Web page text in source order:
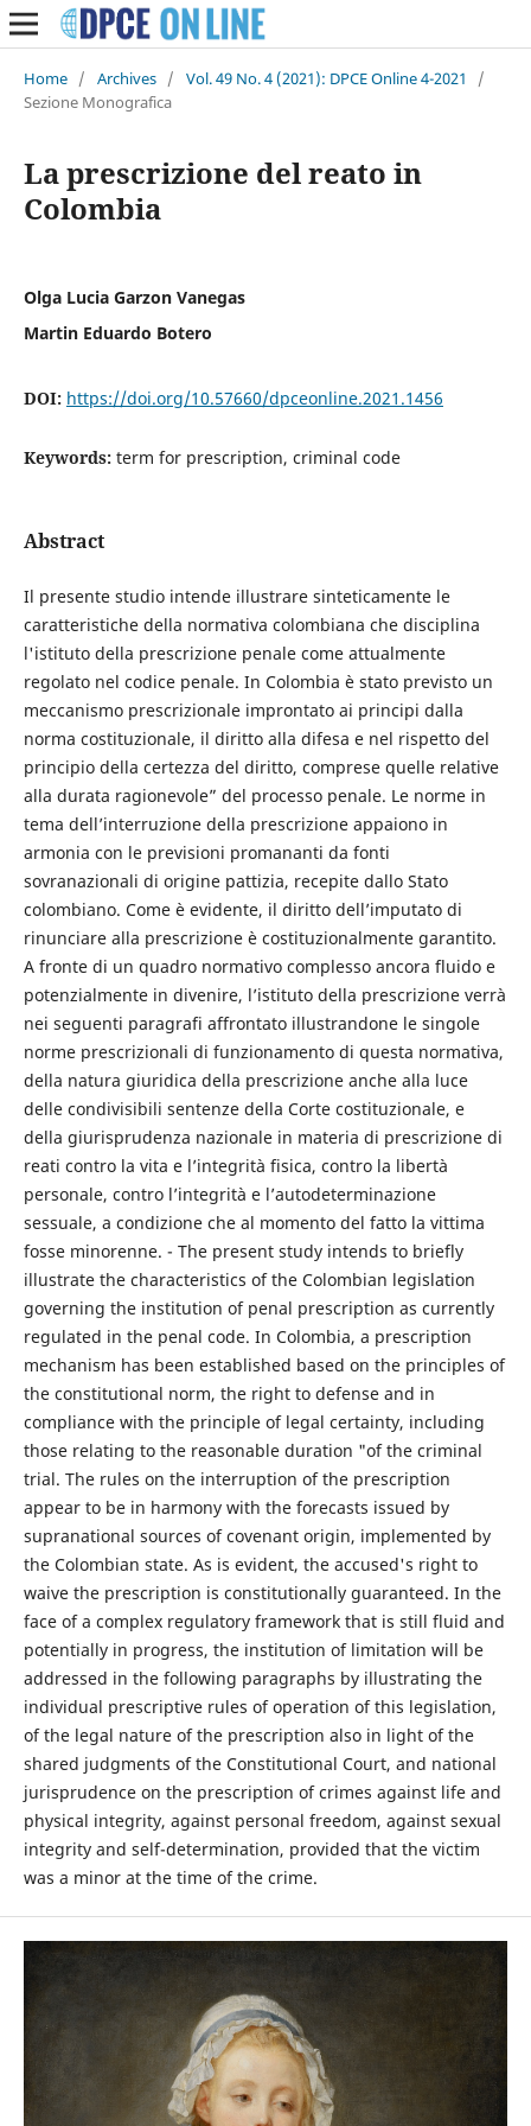
Home / Archives / Vol. 49 No. 4 (2021): DPCE Online 4-2021
/
Sezione Monografica
La prescrizione del reato in
Colombia
Olga Lucia Garzon Vanegas
Martin Eduardo Botero
DOI: https://doi.org/10.57660/dpceonline.2021.1456
Keywords: term for prescription, criminal code
Abstract
Il presente studio intende illustrare sinteticamente le
caratteristiche della normativa colombiana che disciplina
l'istituto della prescrizione penale come attualmente
regolato nel codice penale. In Colombia è stato previsto un
meccanismo prescrizionale improntato ai principi dalla
norma costituzionale, il diritto alla difesa e nel rispetto del
principio della certezza del diritto, comprese quelle relative
alla durata ragionevole” del processo penale. Le norme in
tema dell’interruzione della prescrizione appaiono in
armonia con le previsioni promananti da fonti
sovranazionali di origine pattizia, recepite dallo Stato
colombiano. Come è evidente, il diritto dell’imputato di
rinunciare alla prescrizione è costituzionalmente garantito.
A fronte di un quadro normativo complesso ancora fluido e
potenzialmente in divenire, l’istituto della prescrizione verrà
nei seguenti paragrafi affrontato illustrandone le singole
norme prescrizionali di funzionamento di questa normativa,
della natura giuridica della prescrizione anche alla luce
delle condivisibili sentenze della Corte costituzionale, e
della giurisprudenza nazionale in materia di prescrizione di
reati contro la vita e l’integrità fisica, contro la libertà
personale, contro l’integrità e l’autodeterminazione
sessuale, a condizione che al momento del fatto la vittima
fosse minorenne. - The present study intends to briefly
illustrate the characteristics of the Colombian legislation
governing the institution of penal prescription as currently
regulated in the penal code. In Colombia, a prescription
mechanism has been established based on the principles of
the constitutional norm, the right to defense and in
compliance with the principle of legal certainty, including
those relating to the reasonable duration "of the criminal
trial. The rules on the interruption of the prescription
appear to be in harmony with the forecasts issued by
supranational sources of covenant origin, implemented by
the Colombian state. As is evident, the accused's right to
waive the prescription is constitutionally guaranteed. In the
face of a complex regulatory framework that is still fluid and
potentially in progress, the institution of limitation will be
addressed in the following paragraphs by illustrating the
individual prescriptive rules of operation of this legislation,
of the legal nature of the prescription also in light of the
shared judgments of the Constitutional Court, and national
jurisprudence on the prescription of crimes against life and
physical integrity, against personal freedom, against sexual
integrity and self-determination, provided that the victim
was a minor at the time of the crime.